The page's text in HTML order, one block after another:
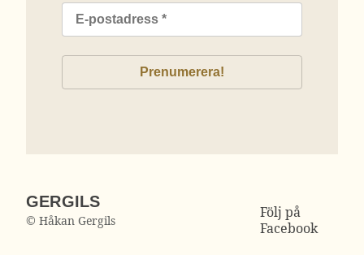
GERGILS
© Håkan Gergils
Följ på
Facebook